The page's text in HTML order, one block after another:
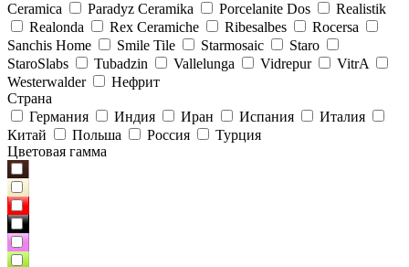
Ceramica
Paradyz Сeramika Porcelanite Dos
Realistik
Realonda
Rex Ceramiche Ribesalbes
Rocersa
Sanchis Home
Smile Tile Starmosaic
Staro
StaroSlabs
Tubadzin Vallelunga Vidrepur
VitrA
Westerwalder
Нефрит
Страна
Германия
Индия Иран Испания
Италия
Китай
Польша Россия
Турция
Цветовая гамма